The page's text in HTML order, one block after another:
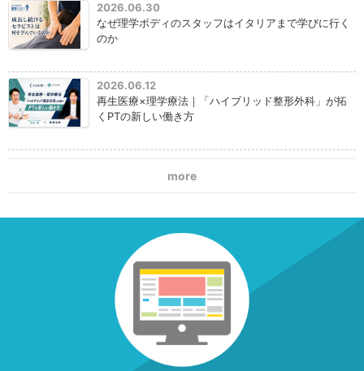
2026.06.30
なぜ理学ボディのスタッフはイタリアまで学びに行く
のか
2026.06.12
再生医療×理学療法｜「ハイブリッド整形外科」が拓
くPTの新しい働き方
more